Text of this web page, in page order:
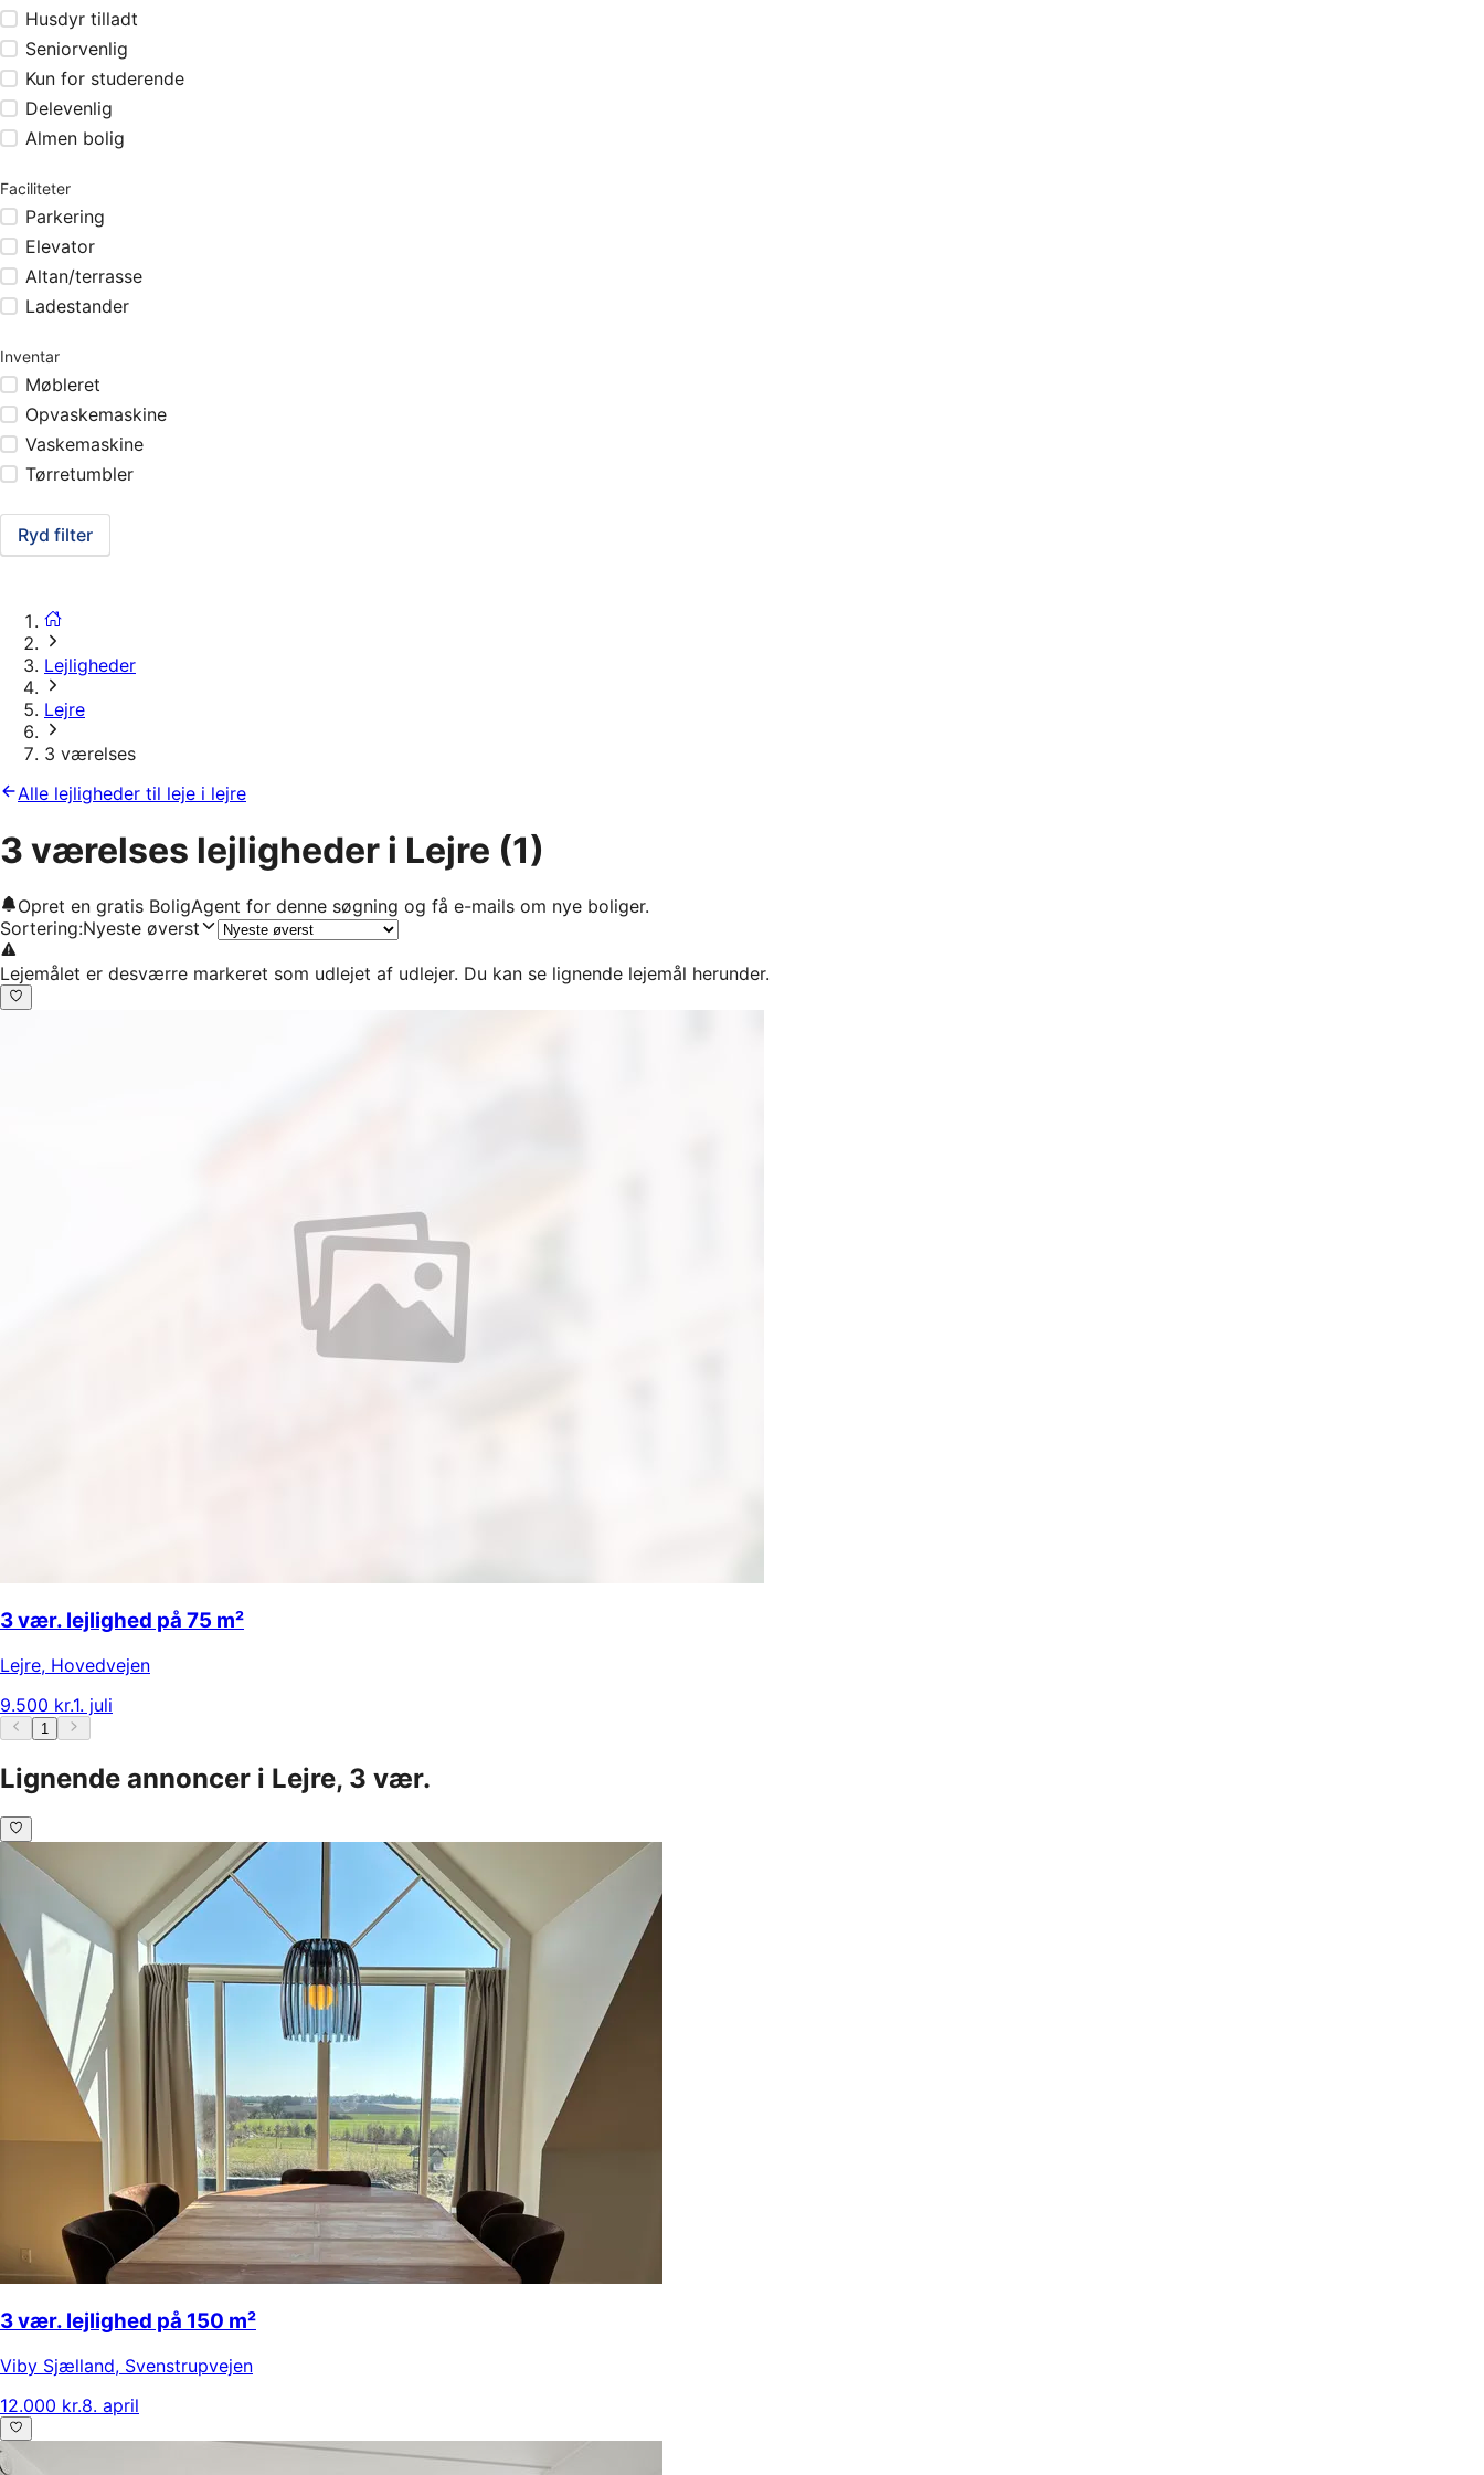
Husdyr tilladt
Seniorvenlig
Kun for studerende
Delevenlig
Almen bolig
Faciliteter
Parkering
Elevator
Altan/terrasse
Ladestander
Inventar
Møbleret
Opvaskemaskine
Vaskemaskine
Tørretumbler
Ryd filter
Lejligheder
Lejre
3 værelses
Alle lejligheder til leje i lejre
3 værelses lejligheder i Lejre (1)
Opret en gratis BoligAgent for denne søgning og få e-mails om nye boliger.
Sortering:Nyeste øverst
Lejemålet er desværre markeret som udlejet af udlejer. Du kan se lignende lejemål herunder.
3 vær. lejlighed på 75 m²
Lejre, Hovedvejen
9.500 kr.1. juli
1
Lignende annoncer i Lejre, 3 vær.
3 vær. lejlighed på 150 m²
Viby Sjælland, Svenstrupvejen
12.000 kr.8. april